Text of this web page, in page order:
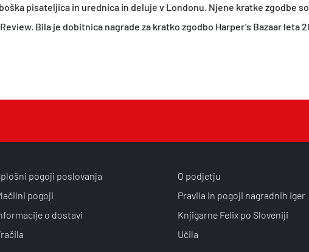
pisateljica in urednica in deluje v Londonu. Njene kratke zgodbe
Bila je dobitnica nagrade za kratko zgodbo Harper’s Bazaar leta
pogoji poslovanja
pogoji
o dostavi
O podjetju
Pravila in pogoji nagradnih iger
Knjigarne Felix po Sloveniji
Učila